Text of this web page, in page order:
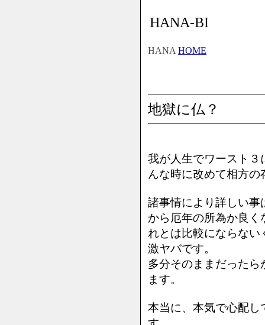
HANA-BI
HANA HOME
地獄に仏？
我が人生でワースト３
んな時に改めて相方
諸事情により詳しい事
から厄年の所為か良
れとは比較にならない
激ヤバです。
多分そのままだった
ます。
本当に、本気で心配し